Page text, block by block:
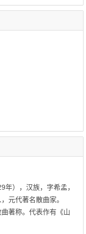
），汉族，字希孟，
元代著名散曲家。
著称。代表作有《山